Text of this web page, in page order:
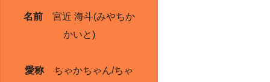
名前 宮近 海斗(みやちか
かいと)
愛称 ちゃかちゃん/ちゃ